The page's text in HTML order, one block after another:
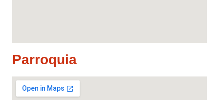
Parroquia